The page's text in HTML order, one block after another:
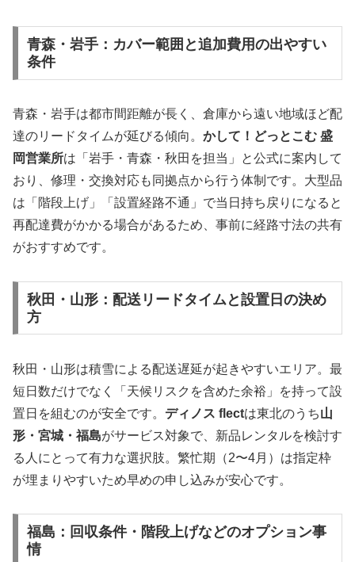
青森・岩手：カバー範囲と追加費用の出やすい
条件
青森・岩手は都市間距離が長く、倉庫から遠い地域ほど配
達のリードタイムが延びる傾向。 かして！どっとこむ 盛
岡営業所は「岩手・青森・秋田を担当」と公式に案内して
おり、修理・交換対応も同拠点から行う体制です。大型品
は「階段上げ」「設置経路不通」で当日持ち戻りになると
再配達費がかかる場合があるため、事前に経路寸法の共有
がおすすめです。
秋田・山形：配送リードタイムと設置日の決め
方
秋田・山形は積雪による配送遅延が起きやすいエリア。最
短日数だけでなく「天候リスクを含めた余裕」を持って設
置日を組むのが安全です。 ディノス flectは東北のうち山
形・宮城・福島がサービス対象で、新品レンタルを検討す
る人にとって有力な選択肢。繁忙期（2〜4月）は指定枠
が埋まりやすいため早めの申し込みが安心です。
福島：回収条件・階段上げなどのオプション事
情